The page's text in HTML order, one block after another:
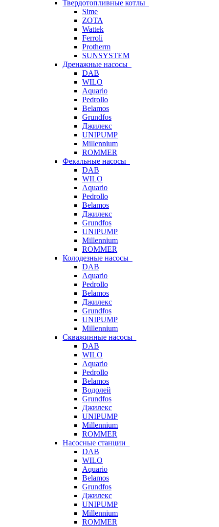
Твердотопливные котлы
Sime
ZOTA
Wattek
Ferroli
Protherm
SUNSYSTEM
Дренажные насосы
DAB
WILO
Aquario
Pedrollo
Belamos
Grundfos
Джилекс
UNIPUMP
Millennium
ROMMER
Фекальные насосы
DAB
WILO
Aquario
Pedrollo
Belamos
Джилекс
Grundfos
UNIPUMP
Millennium
ROMMER
Колодезные насосы
DAB
Aquario
Pedrollo
Belamos
Джилекс
Grundfos
UNIPUMP
Millennium
Скважинные насосы
DAB
WILO
Aquario
Pedrollo
Belamos
Водолей
Grundfos
Джилекс
UNIPUMP
Millennium
ROMMER
Насосные станции
DAB
WILO
Aquario
Belamos
Grundfos
Джилекс
UNIPUMP
Millennium
ROMMER